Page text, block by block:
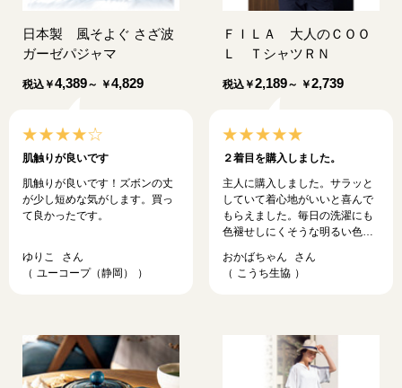
日本製 風そよぐ さざ波
ガーゼパジャマ
税込 ￥4,389～ ￥4,829
肌触りが良いです
肌触りが良いです！ズボンの丈
が少し短めな気がします。買っ
て良かったです。
ゆりこ
ユーコープ（静岡）
ＦＩＬＡ 大人のＣＯＯ
Ｌ ＴシャツＲＮ
税込￥2,189～ ￥2,739
２着目を購入しました。
主人に購入しました。サラッと
していて着心地がいいと喜んで
もらえました。毎日の洗濯にも
色褪せしにくそうな明るい色目
おかばちゃん
こうち生協